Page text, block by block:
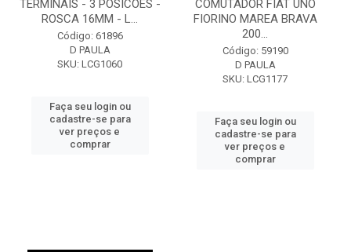
TERMINAIS - 3 POSICOES -
ROSCA 16MM - L...
Código: 61896
D PAULA
SKU: LCG1060
Faça seu login ou
cadastre-se para
ver preços e
comprar
COMUTADOR FIAT UNO
FIORINO MAREA BRAVA
200...
Código: 59190
D PAULA
SKU: LCG1177
Faça seu login ou
cadastre-se para
ver preços e
comprar